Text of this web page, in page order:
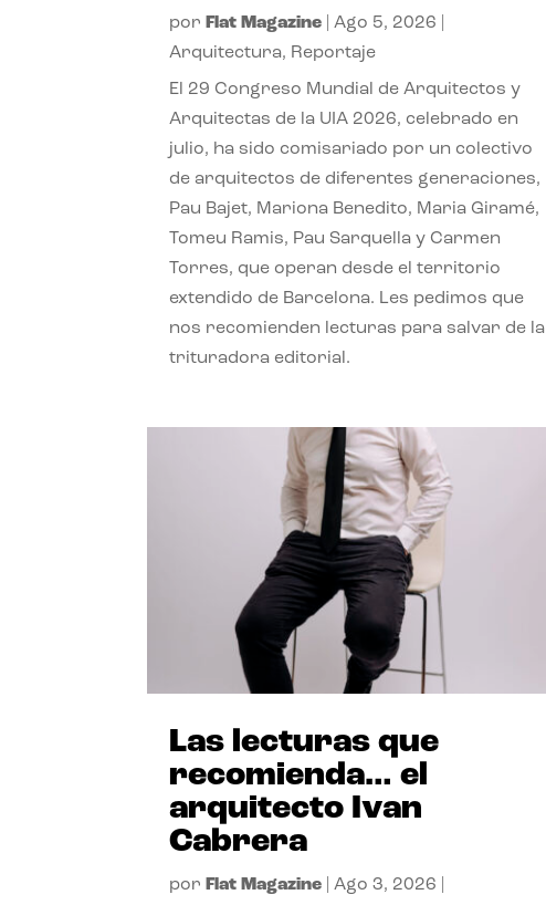
por Flat Magazine |Ago 5, 2026
Arquitectura, Reportaje
El 29 Congreso Mundial de Arquitectos y
Arquitectas de la UIA 2026, celebrado en
julio, ha sido comisariado por un colectivo
de arquitectos de diferentes generaciones,
Pau Bajet, Mariona Benedito, Maria Giramé,
Tomeu Ramis, Pau Sarquella y Carmen
Torres, que operan desde el territorio
extendido de Barcelona. Les pedimos que
nos recomienden lecturas para salvar de la
trituradora editorial.
Las lecturas que
recomienda… el
arquitecto Ivan
Cabrera
por Flat Magazine |Ago 3, 2026